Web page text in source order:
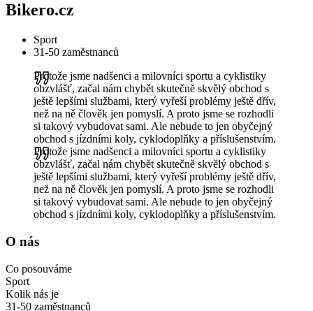
Bikero.cz
Sport
31-50 zaměstnanců
Protože jsme nadšenci a milovníci sportu a cyklistiky
obzvlášť, začal nám chybět skutečně skvělý obchod s
ještě lepšími službami, který vyřeší problémy ještě dřív,
než na ně člověk jen pomyslí. A proto jsme se rozhodli
si takový vybudovat sami. Ale nebude to jen obyčejný
obchod s jízdními koly, cyklodoplňky a příslušenstvím.
Protože jsme nadšenci a milovníci sportu a cyklistiky
obzvlášť, začal nám chybět skutečně skvělý obchod s
ještě lepšími službami, který vyřeší problémy ještě dřív,
než na ně člověk jen pomyslí. A proto jsme se rozhodli
si takový vybudovat sami. Ale nebude to jen obyčejný
obchod s jízdními koly, cyklodoplňky a příslušenstvím.
O nás
Co posouváme
Sport
Kolik nás je
31-50 zaměstnanců